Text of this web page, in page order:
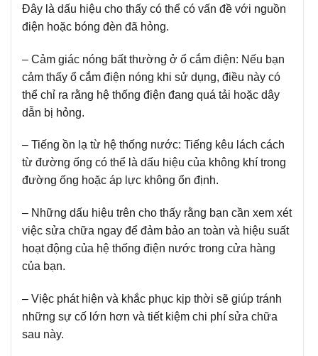
Đây là dấu hiệu cho thấy có thể có vấn đề với nguồn
điện hoặc bóng đèn đã hỏng.
– Cảm giác nóng bất thường ở ổ cắm điện: Nếu bạn
cảm thấy ổ cắm điện nóng khi sử dụng, điều này có
thể chỉ ra rằng hệ thống điện đang quá tải hoặc dây
dẫn bị hỏng.
– Tiếng ồn lạ từ hệ thống nước: Tiếng kêu lách cách
từ đường ống có thể là dấu hiệu của không khí trong
đường ống hoặc áp lực không ổn định.
– Những dấu hiệu trên cho thấy rằng bạn cần xem xét
việc sửa chữa ngay để đảm bảo an toàn và hiệu suất
hoạt động của hệ thống điện nước trong cửa hàng
của bạn.
– Việc phát hiện và khắc phục kịp thời sẽ giúp tránh
những sự cố lớn hơn và tiết kiệm chi phí sửa chữa
sau này.